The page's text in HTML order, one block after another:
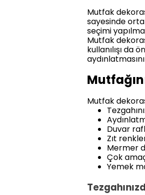
Mutfak
sayesinde
seçimi
Mutfak
kullanılışı
Mutfak
Duvar
Zıt
Mermer
Çok
Yemek